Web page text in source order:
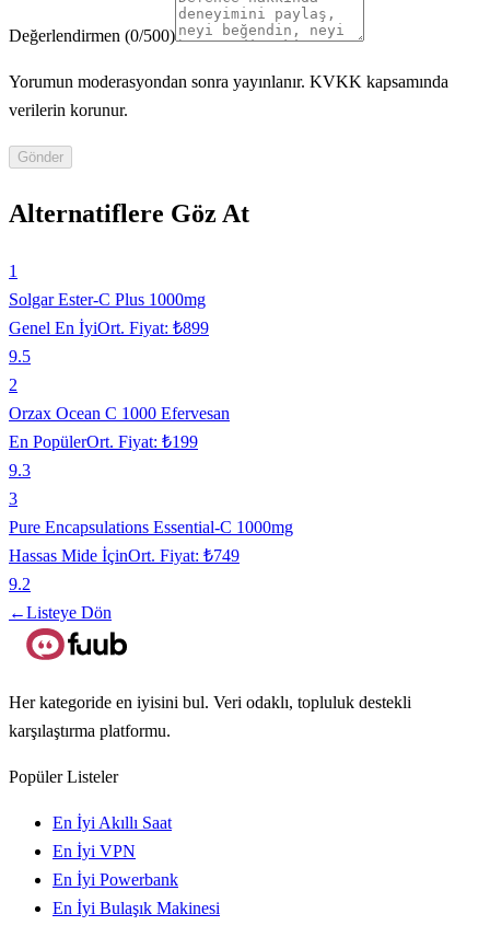
Değerlendirmen (0/500)
Yorumun moderasyondan sonra yayınlanır. KVKK kapsamında
verilerin korunur.
Gönder
Alternatiflere Göz At
1
Solgar Ester-C Plus 1000mg
Genel En İyiOrt. Fiyat: ₺899
9.5
2
Orzax Ocean C 1000 Efervesan
En PopülerOrt. Fiyat: ₺199
9.3
3
Pure Encapsulations Essential-C 1000mg
Hassas Mide İçinOrt. Fiyat: ₺749
9.2
←Listeye Dön
Her kategoride en iyisini bul. Veri odaklı, topluluk destekli
karşılaştırma platformu.
Popüler Listeler
En İyi Akıllı Saat
En İyi VPN
En İyi Powerbank
En İyi Bulaşık Makinesi